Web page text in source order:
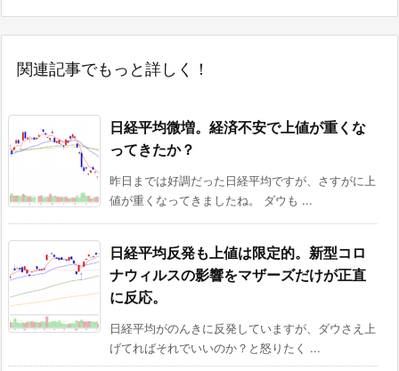
関連記事でもっと詳しく！
日経平均微増。経済不安で上値が重くな
ってきたか？
昨日までは好調だった日経平均ですが、さすがに上
値が重くなってきましたね。 ダウも ...
日経平均反発も上値は限定的。新型コロ
ナウィルスの影響をマザーズだけが正直
に反応。
日経平均がのんきに反発していますが、ダウさえ上
げてればそれでいいのか？と怒りたく ...